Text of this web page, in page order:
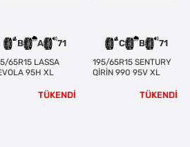
B A 71
65R15 LASSA
95H XL
TÜKENDİ
C B 71
195/65R15 SENTURY
QİRİN 990 95V XL
TÜKENDİ